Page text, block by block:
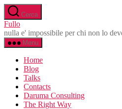
Salta
al
contenuto
Cerca
Fullo
nulla e' impossibile per chi non lo
Menu
Home
Blog
Talks
Contacts
Daruma Consulting
The Right Way